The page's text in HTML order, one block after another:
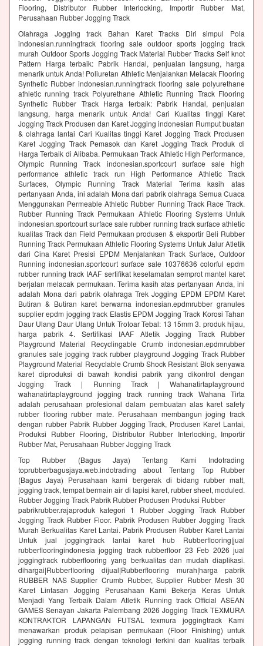
Flooring, Distributor Rubber Interlocking, Importir Rubber Mat,
Perusahaan Rubber Jogging Track
Olahraga Jogging track Bahan Karet Tracks Diri simpul Pola
indonesian.runningtrack flooring sale outdoor sports jogging track
murah Outdoor Sports Jogging Track Material Rubber Tracks Self knot
Pattern Harga terbaik: Pabrik Handal, penjualan langsung, harga
menarik untuk Anda! Poliuretan Athletic Menjalankan Melacak Flooring
Synthetic Rubber indonesian.runningtrack flooring sale polyurethane
athletic running track Polyurethane Athletic Running Track Flooring
Synthetic Rubber Track Harga terbaik: Pabrik Handal, penjualan
langsung, harga menarik untuk Anda! Cari Kualitas tinggi Karet
Jogging Track Produsen dan Karet Jogging indonesian Rumput buatan
& olahraga lantai Cari Kualitas tinggi Karet Jogging Track Produsen
Karet Jogging Track Pemasok dan Karet Jogging Track Produk di
Harga Terbaik di Alibaba. Permukaan Track Athletic High Performance,
Olympic Running Track indonesian.sportcourt surface sale high
performance athletic track run High Performance Athletic Track
Surfaces, Olympic Running Track Material Terima kasih atas
pertanyaan Anda, ini adalah Mona dari pabrik olahraga Semua Cuaca
Menggunakan Permeable Athletic Rubber Running Track Race Track.
Rubber Running Track Permukaan Athletic Flooring Systems Untuk
indonesian.sportcourt surface sale rubber running track surface athletic
kualitas Track dan Field Permukaan produsen & eksportir Beli Rubber
Running Track Permukaan Athletic Flooring Systems Untuk Jalur Atletik
dari Cina Karet Presisi EPDM Menjalankan Track Surface, Outdoor
Running indonesian.sportcourt surface sale 10376636 colorful epdm
rubber running track IAAF sertifikat keselamatan semprot mantel karet
berjalan melacak permukaan. Terima kasih atas pertanyaan Anda, ini
adalah Mona dari pabrik olahraga Trek Jogging EPDM EPDM Karet
Butiran & Butiran karet berwarna indonesian.epdmrubber granules
supplier epdm jogging track Elastis EPDM Jogging Track Korosi Tahan
Daur Ulang Daur Ulang Untuk Trotoar Tebal: 13 15mm 3. produk hijau,
harga pabrik 4. Sertifikasi IAAF Atletik Jogging Track Rubber
Playground Material Recyclingable Crumb indonesian.epdmrubber
granules sale jogging track rubber playground Jogging Track Rubber
Playground Material Recyclable Crumb Shock Resistant Blok senyawa
karet diproduksi di bawah kondisi pabrik yang dikontrol dengan
Jogging Track | Running Track | Wahanatirtaplayground
wahanatirtaplayground jogging track running track Wahana Tirta
adalah perusahaan profesional dalam pembuatan alas karet safety
rubber flooring rubber mate. Perusahaan membangun joging track
dengan rubber Pabrik Rubber Jogging Track, Produsen Karet Lantai,
Produksi Rubber Flooring, Distributor Rubber Interlocking, Importir
Rubber Mat, Perusahaan Rubber Jogging Track
Top Rubber (Bagus Jaya) Tentang Kami Indotrading
toprubberbagusjaya.web.indotrading about Tentang Top Rubber
(Bagus Jaya) Perusahaan kami bergerak di bidang rubber matt,
jogging track, tempat bermain air di lapisi karet, rubber sheet, moduled.
Rubber Jogging Track Pabrik Rubber Produsen Produksi Rubber
pabrikrubber.rajaproduk kategori 1 Rubber Jogging Track Rubber
Jogging Track Rubber Floor. Pabrik Produsen Rubber Jogging Track
Murah Berkualitas Karet Lantai. Pabrik Produsen Rubber Karet Lantai
Untuk jual joggingtrack lantai karet hub Rubberflooring|jual
rubberflooringindonesia jogging track rubberfloor 23 Feb 2026 jual
joggingtrack rubberflooring yang berkualitas dan mudah diaplikasi.
dihargai|Rubberflooring dijual|Rubberflooring murah|harga pabrik
RUBBER NAS Supplier Crumb Rubber, Supplier Rubber Mesh 30
Karet Lintasan Jogging Perusahaan Kami Bekerja Keras Untuk
Menjadi Yang Terbaik Dalam Atletik Running track Official ASEAN
GAMES Senayan Jakarta Palembang 2026 Jogging Track TEXMURA
KONTRAKTOR LAPANGAN FUTSAL texmura joggingtrack Kami
menawarkan produk pelapisan permukaan (Floor Finishing) untuk
jogging running track dengan teknologi terkini dan kualitas terbaik